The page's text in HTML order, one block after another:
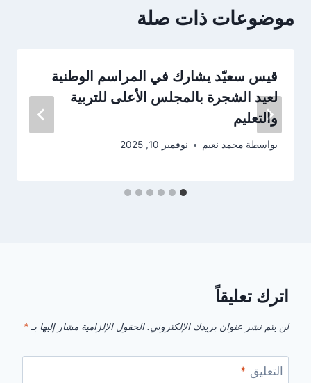
موضوعات ذات صلة
قيس سعيّد يشارك في المراسم الوطنية
لعيد الشجرة بالمجلس الأعلى للتربية
والتعليم
بواسطة محمد نعيم نوفمبر 10, 2025
اترك تعليقاً
لن يتم نشر عنوان بريدك الإلكتروني. الحقول الإلزامية مشار إليها بـ *
التعليق *